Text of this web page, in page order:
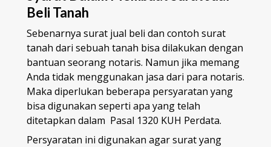
Beli Tanah
Sebenarnya surat jual beli dan contoh surat
tanah dari sebuah tanah bisa dilakukan dengan
bantuan seorang notaris. Namun jika memang
Anda tidak menggunakan jasa dari para notaris.
Maka diperlukan beberapa persyaratan yang
bisa digunakan seperti apa yang telah
ditetapkan dalam Pasal 1320 KUH Perdata.
Persyaratan ini digunakan agar surat yang